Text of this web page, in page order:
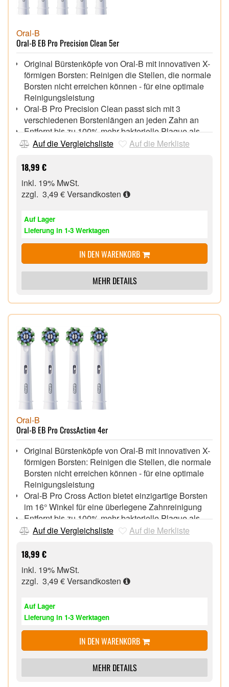
Oral-B
Oral-B EB Pro Precision Clean 5er
Original Bürstenköpfe von Oral-B mit innovativen X-
förmigen Borsten: Reinigen die Stellen, die normale
Borsten nicht erreichen können - für eine optimale
Reinigungsleistung
Oral-B Pro Precision Clean passt sich mit 3
verschiedenen Borstenlängen an jeden Zahn an
Entfernt bis zu 100% mehr bakterielle Plaque als
eine Handzahnbürste - für sauberere Zähne und
Designed & Made in Germany - Garantierte
Passform mit allen wiederaufladbaren elektrischen
Zahnbürsten von Oral-B, außer Pulsonic & iO
Grüne Indikator-Borsten färben sich mit der Zeit je
den optimalen Zeitpunkt zum Wechseln der
Aufsteckbürste an - für 100% Putzkraft
Auf die Vergleichsliste Auf die Merkliste
18,99 €
inkl. 19% MwSt.
zzgl. 3,49 €Versandkosten
Auf Lager
Lieferung in 1-3 Werktagen
IN DEN WARENKORB
MEHR DETAILS
Oral-B
Oral-B EB Pro CrossAction 4er
Original Bürstenköpfe von Oral-B mit innovativen X-
förmigen Borsten: Reinigen die Stellen, die normale
Borsten nicht erreichen können - für eine optimale
Reinigungsleistung
Oral-B Pro Cross Action bietet einzigartige Borsten
im 16° Winkel für eine überlegene Zahnreinigung
Entfernt bis zu 100% mehr bakterielle Plaque als
eine Handzahnbürste - für saubere Zähne und
Designed & Made in Germany - Garantierte
Passform mit allen wiederaufladbaren elektrischen
Zahnbürsten von Oral-B, außer Pulsonic & iO
Grüne Indikator-Borsten färben sich mit der Zeit je
den optimalen Zeitpunkt zum Wechseln der
Aufsteckbürste an - für 100% Putzkraft
Oral-B ist die von Zahnärzten weltweit am
häufigsten verwendete Marke mit klinisch
nachgewiesenen Ergebnissen
Auf die Vergleichsliste Auf die Merkliste
18,99 €
inkl. 19% MwSt.
zzgl. 3,49 €Versandkosten
Auf Lager
Lieferung in 1-3 Werktagen
IN DEN WARENKORB
MEHR DETAILS